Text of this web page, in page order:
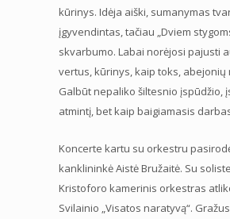
kūrinys. Idėja aiški, sumanymas
įgyvendintas, tačiau „Dviem
skvarbumo. Labai norėjosi pajusti
vertus, kūrinys, kaip toks, abejonių
Galbūt nepaliko šiltesnio įspūdžio,
atmintį, bet kaip baigiamasis
Koncerte kartu su orkestru
kanklininkė Aistė Bružaitė. Su
Kristoforo kamerinis orkestras
Svilainio „Visatos naratyvą“.